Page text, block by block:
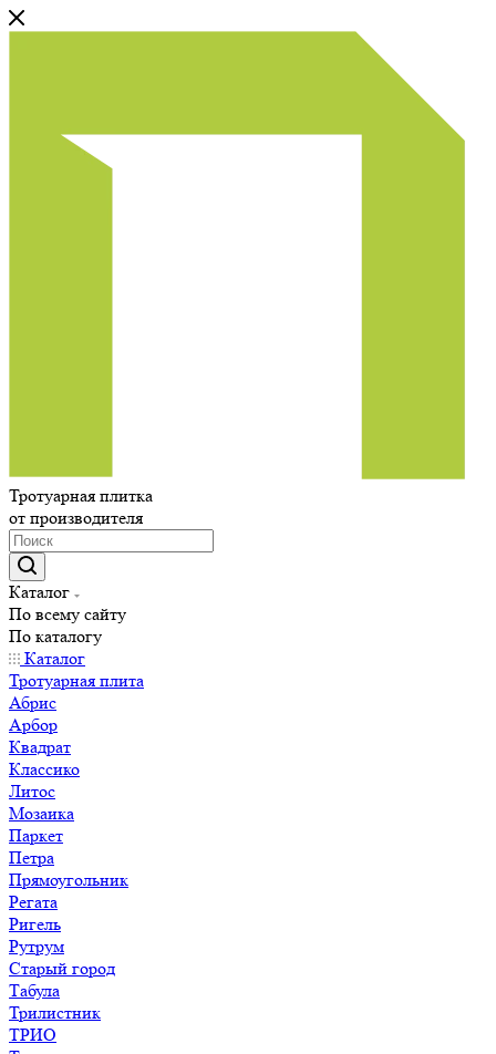
Тротуарная плитка
от производителя
Каталог
По всему сайту
По каталогу
Каталог
Тротуарная плита
Абрис
Арбор
Квадрат
Классико
Литос
Мозаика
Паркет
Петра
Прямоугольник
Регата
Ригель
Рутрум
Старый город
Табула
Трилистник
ТРИО